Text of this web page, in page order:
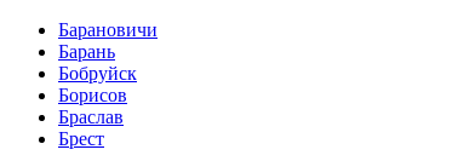
Барановичи
Барань
Бобруйск
Борисов
Браслав
Брест